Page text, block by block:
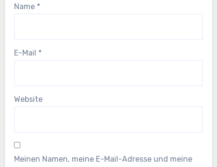
Name *
E-Mail *
Website
Meinen Namen, meine E-Mail-Adresse und meine